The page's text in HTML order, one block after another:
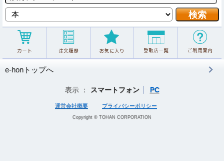
e-honトップへ
表示 ： スマートフォン PC
運営会社概要 プライバシーポリシー
Copyright © TOHAN CORPORATION